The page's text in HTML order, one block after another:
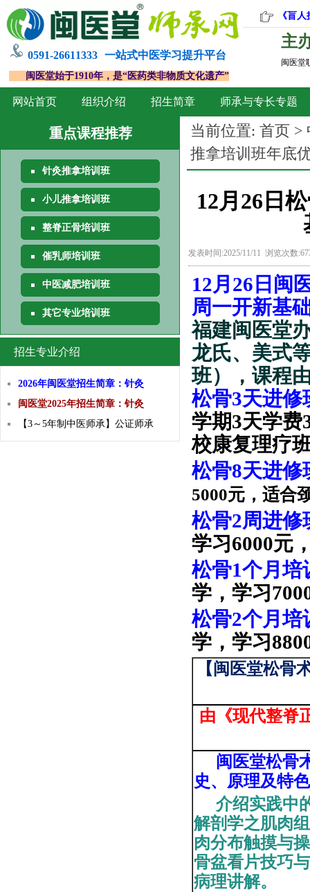
网站首页 组织介绍 招生简章 师承与专长专题
0591-26611333 一站式中医学习提升平台
闽医堂始于1910年，是“医药类非物质文化遗产”
《盲
主
闽医堂
重点课程推荐
针灸推拿培训班
小儿推拿培训班
整脊正骨培训班
催乳师培训班
中医减肥培训班
其它专业培训班
招生专业介绍
2026年闽医堂招生简章：针灸
闽医堂2025年招生简章：针灸
【3～5年制中医师承】公证师承
当前位置: 首页 >
推拿培训班年底
12月26日
发表时间:2025/11/11 浏览次数
12月26日 闽
周一开新基
福建闽医堂
龙氏、美式
班），课程
松骨3天进
学期3天学费
校康复理疗
松骨8天进
5000元，适合
松骨2周进
学习6000元
松骨1个月培
学，学习
松骨2个月培
学，学习
【 闽医堂松骨
由《现代整脊
闽医堂松骨
史、原理及特
介绍实践中
解剖学之肌肉
肉分布触摸与
骨盆看片技巧
病理讲解。